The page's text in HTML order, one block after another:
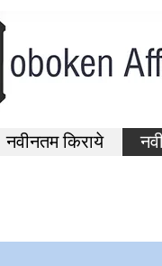
नवीनतम किराये